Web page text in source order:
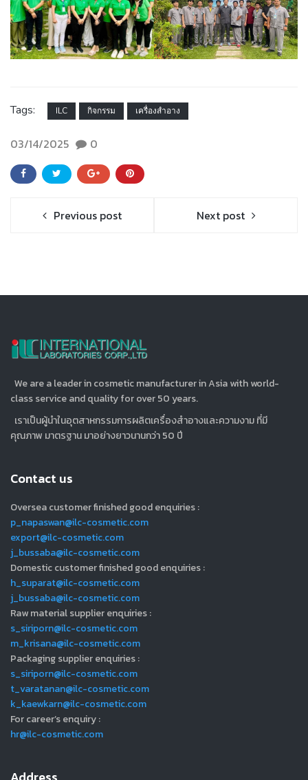
Tags: ILC กิจกรรม เครื่องสำอาง
03/14/2025 0
Previous post Next post
We are a leader in cosmetic manufacturer in Asia with world-
class service and quality for over 50 years.
เราเป็นผู้นำในอุตสาหกรรมการผลิตเครื่องสำอางและความงาม ที่มี
คุณภาพ มาตรฐาน มาอย่างยาวนานกว่า 50 ปี
Contact us
Oversea customer finished good enquiries :
p_napaswan@ilc-cosmetic.com
export@ilc-cosmetic.com
j_bussaba@ilc-cosmetic.com
Domestic customer finished good enquiries :
h_suparat@ilc-cosmetic.com
j_bussaba@ilc-cosmetic.com
Raw material supplier enquiries :
s_siriporn@ilc-cosmetic.com
m_krisana@ilc-cosmetic.com
Packaging supplier enquiries :
s_siriporn@ilc-cosmetic.com
t_varatanan@ilc-cosmetic.com
k_kaewkarn@ilc-cosmetic.com
For career’s enquiry :
hr@ilc-cosmetic.com